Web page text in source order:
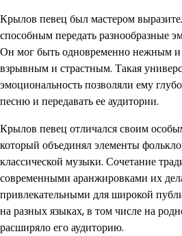
Крылов певец был мастером
способным передать разнообразные
Он мог быть одновременно нежным и
взрывным и страстным. Такая
эмоциональность позволяли ему
песню и передавать ее аудитории.
Крылов певец отличался своим
который объединял элементы
классической музыки. Сочетание
современными аранжировками их
привлекательными для широкой
на разных языках, в том числе на
расширяло его аудиторию.